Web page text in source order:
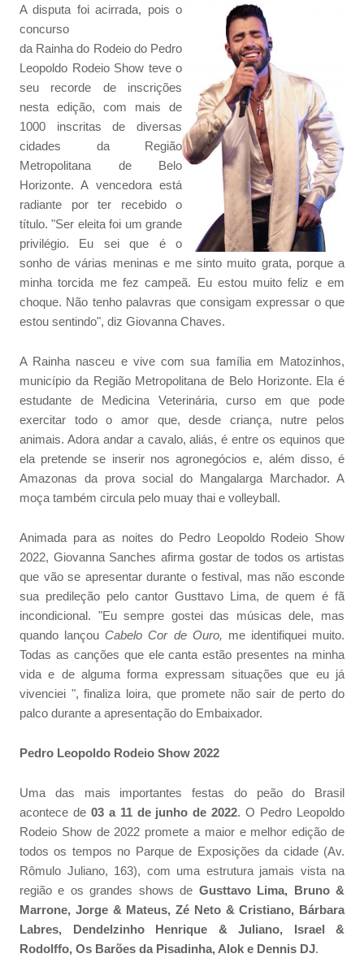
A disputa foi acirrada, pois o
concurso
da Rainha do Rodeio do Pedro
Leopoldo Rodeio Show teve o
seu recorde de inscrições
nesta edição, com mais de
1000 inscritas de diversas
cidades da Região
Metropolitana de Belo
Horizonte. A vencedora está
radiante por ter recebido o
título. "Ser eleita foi um grande
privilégio. Eu sei que é o
sonho de várias meninas e me sinto muito grata, porque a
minha torcida me fez campeã. Eu estou muito feliz e em
choque. Não tenho palavras que consigam expressar o que
estou sentindo", diz Giovanna Chaves.
A Rainha nasceu e vive com sua família em Matozinhos,
município da Região Metropolitana de Belo Horizonte. Ela é
estudante de Medicina Veterinária, curso em que pode
exercitar todo o amor que, desde criança, nutre pelos
animais. Adora andar a cavalo, aliás, é entre os equinos que
ela pretende se inserir nos agronegócios e, além disso, é
Amazonas da prova social do Mangalarga Marchador. A
moça também circula pelo muay thai e volleyball.
Animada para as noites do Pedro Leopoldo Rodeio Show
2022, Giovanna Sanches afirma gostar de todos os artistas
que vão se apresentar durante o festival, mas não esconde
sua predileção pelo cantor Gusttavo Lima, de quem é fã
incondicional. "Eu sempre gostei das músicas dele, mas
quando lançou Cabelo Cor de Ouro, me identifiquei muito.
Todas as canções que ele canta estão presentes na minha
vida e de alguma forma expressam situações que eu já
vivenciei ", finaliza loira, que promete não sair de perto do
palco durante a apresentação do Embaixador.
Pedro Leopoldo Rodeio Show 2022
Uma das mais importantes festas do peão do Brasil
acontece de 03 a 11 de junho de 2022. O Pedro Leopoldo
Rodeio Show de 2022 promete a maior e melhor edição de
todos os tempos no Parque de Exposições da cidade (Av.
Rômulo Juliano, 163), com uma estrutura jamais vista na
região e os grandes shows de Gusttavo Lima, Bruno &
Marrone, Jorge & Mateus, Zé Neto & Cristiano, Bárbara
Labres, Dendelzinho Henrique & Juliano, Israel &
Rodolffo, Os Barões da Pisadinha, Alok e Dennis DJ.